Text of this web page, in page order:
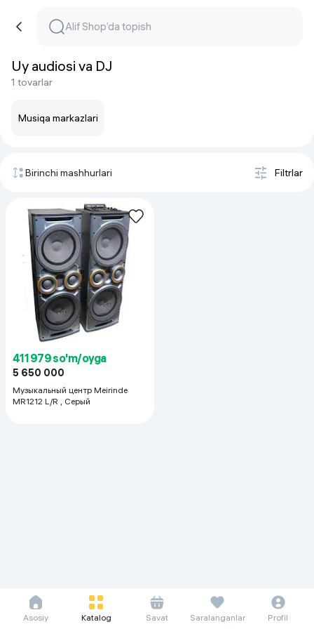
Uy audiosi va DJ
1 tovarlar
Musiqa markazlari
Birinchi mashhurlari Filtrlar
411 979 so'm/oyga
5 650 000
Музыкальный центр Meirinde
MR1212 L/R , Серый
Asosiy Katalog Savat Saralanganlar Profil